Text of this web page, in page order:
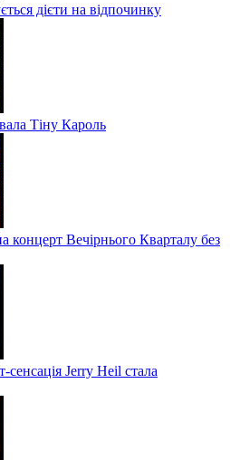
дієти на відпочинку
Тіну Кароль
концерт Вечірнього Кварталу без
сенсація Jerry Heil стала